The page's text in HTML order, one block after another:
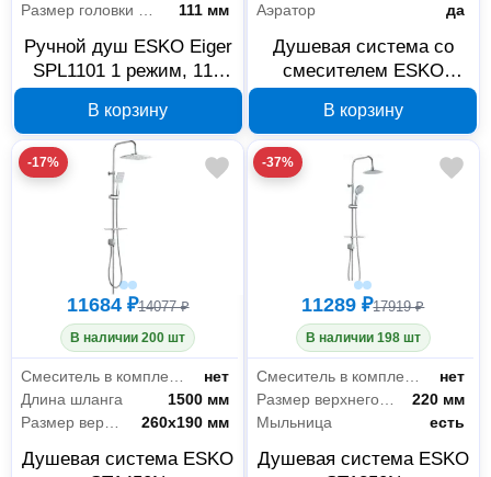
Размер головки лейки
111 мм
Ручной душ ESKO Eiger
SPL1101 1 режим, 110
В корзину
Аэратор
да
Душевая система со
смесителем ESKO
В корзину
-17%
11684 ₽14077 ₽
В наличии 200 шт
Смеситель в комплекте
нет
Длина шланга
1500 мм
260х190 мм
Душевая система ESKO
-37%
11289 ₽17919 ₽
В наличии 198 шт
Смеситель в комплекте
нет
Размер верхнего душа
220 мм
Мыльница
есть
Душевая система ESKO